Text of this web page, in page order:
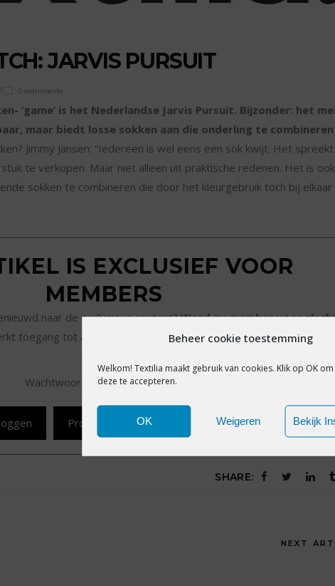
Beheer cookie toestemming
Welkom! Textilia maakt gebruik van cookies. Klik op OK om
deze te accepteren.
OK Weigeren Bekijk
JARVIS PURSUIT
0 comments
‘game’ is het Nederlandse Jarvis Pursuit. Bijzonder: het
maar biedt losse sokken aan die onderling te combineren
Jimmy Jansen: “Iedereen is wel eens een sok kwijt. Het
te verkopen. Maar niet alleen uit praktische redenen. Het is ook
sokken te combineren die door het kleurgebruik toch bij elkaar
IS EXCLUSIEF VOOR
MEMBERS
naar de exclusieve content?Word nu member voor
toegang tot alle premium content en het volledige archief van
Textilia.nl.
Wachtwoord vergeten?Klik hier
Probeer voor slechts €39,95!
SHARE:
NEXT